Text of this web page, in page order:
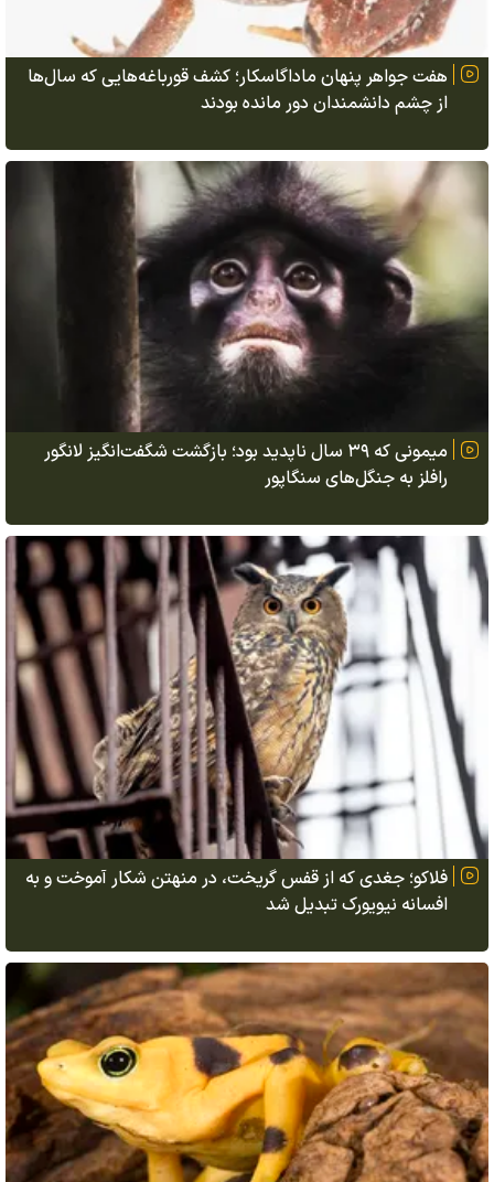
هفت جواهر پنهان ماداگاسکار؛ کشف قورباغه‌هایی که سال‌ها
از چشم دانشمندان دور مانده بودند
میمونی که ۳۹ سال ناپدید بود؛ بازگشت شگفت‌انگیز لانگور
رافلز به جنگل‌های سنگاپور
فلاکو؛ جغدی که از قفس گریخت، در منهتن شکار آموخت و به
افسانه نیویورک تبدیل شد